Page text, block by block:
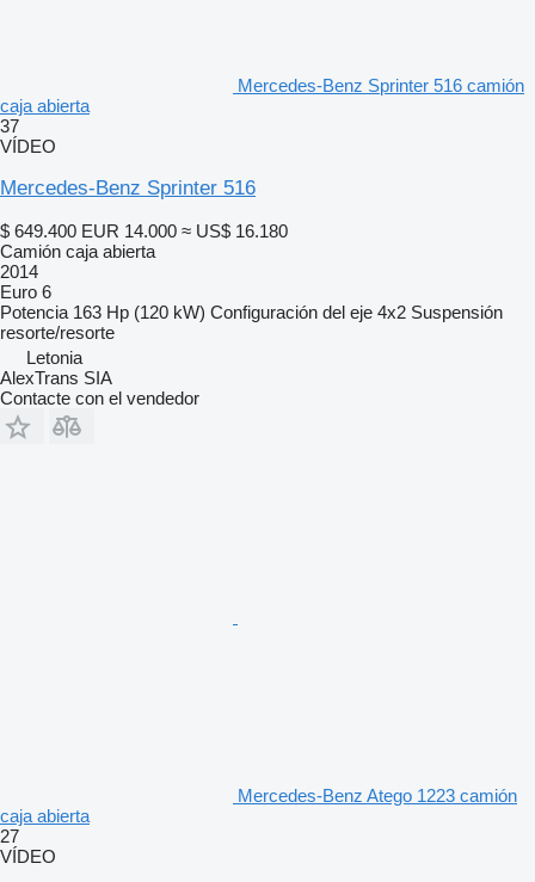
Mercedes-Benz Sprinter 516 camión
caja abierta
37
VÍDEO
Mercedes-Benz Sprinter 516
$ 649.400 EUR 14.000 ≈ US$ 16.180
Camión caja abierta
2014
Euro 6
Potencia 163 Hp (120 kW) Configuración del eje 4x2 Suspensión
resorte/resorte
Letonia
AlexTrans SIA
Contacte con el vendedor
Mercedes-Benz Atego 1223 camión
caja abierta
27
VÍDEO